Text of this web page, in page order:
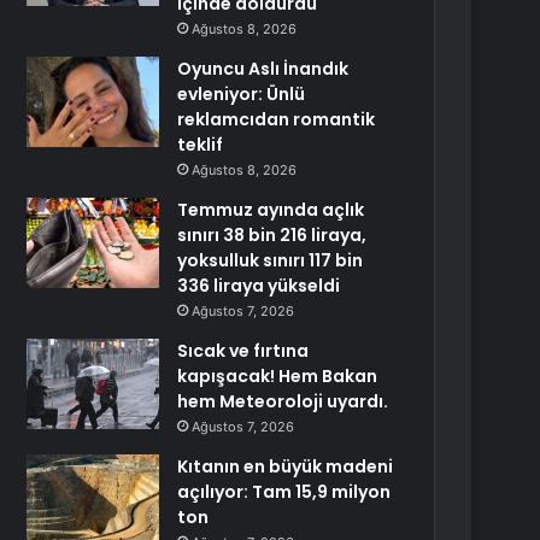
Ağustos 8, 2026
Oyuncu Aslı İnandık
evleniyor: Ünlü
reklamcıdan romantik
teklif
Ağustos 8, 2026
Temmuz ayında açlık
sınırı 38 bin 216 liraya,
yoksulluk sınırı 117 bin
336 liraya yükseldi
Ağustos 7, 2026
Sıcak ve fırtına
kapışacak! Hem Bakan
hem Meteoroloji uyardı.
Ağustos 7, 2026
Kıtanın en büyük madeni
açılıyor: Tam 15,9 milyon
ton